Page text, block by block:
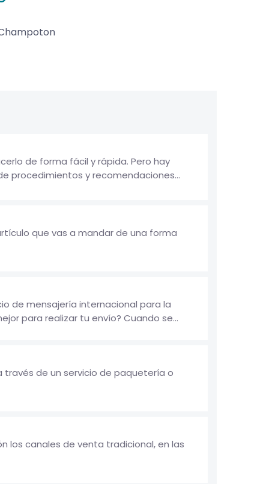
de forma fácil y rápida. Pero hay
procedimientos y recomendaciones...
que vas a mandar de una forma
de mensajería internacional para la
para realizar tu envío? Cuando se...
de un servicio de paquetería o
los canales de venta tradicional, en las